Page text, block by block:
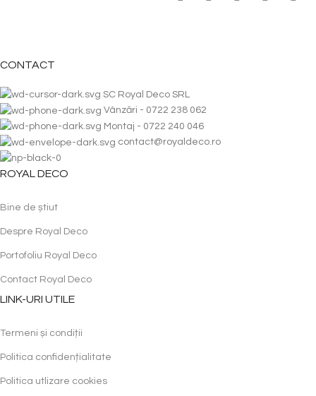
CONTACT
SC Royal Deco SRL
Vânzări - 0722 238 062
Montaj - 0722 240 046
contact@royaldeco.ro
ROYAL DECO
Bine de știut
Despre Royal Deco
Portofoliu Royal Deco
Contact Royal Deco
LINK-URI UTILE
Termeni și condiții
Politica confidențialitate
Politica utlizare cookies